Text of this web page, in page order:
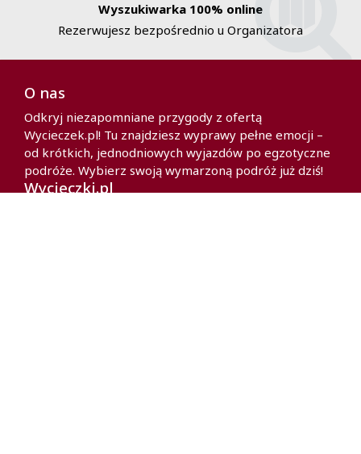
Wyszukiwarka 100% online
Rezerwujesz bezpośrednio u Organizatora
O nas
Odkryj niezapomniane przygody z ofertą
Wycieczek.pl! Tu znajdziesz wyprawy pełne emocji –
od krótkich, jednodniowych wyjazdów po egzotyczne
podróże. Wybierz swoją wymarzoną podróż już dziś!
Wycieczki.pl